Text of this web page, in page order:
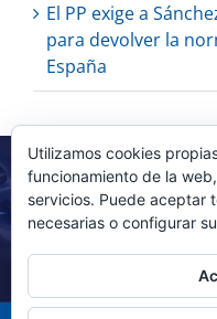
El PP exige a
para devolver la
España
Utilizamos cookies
funcionamiento de la
servicios. Puede aceptar
necesarias o configurar